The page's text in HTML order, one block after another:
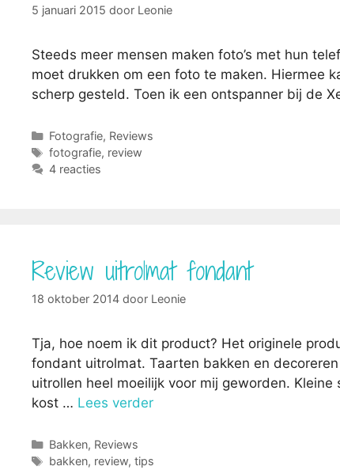
5 januari 2015 door Leonie
Steeds meer mensen maken foto’s met hun
moet drukken om een foto te maken. Hiermee
scherp gesteld. Toen ik een ontspanner bij de
Categorieën
Fotografie, Reviews
Tags
fotografie, review
4 reacties
Review uitrolmat fondant
18 oktober 2014 door Leonie
Tja, hoe noem ik dit product? Het originele
fondant uitrolmat. Taarten bakken en
uitrollen heel moeilijk voor mij geworden.
kost … Lees verder
Categorieën
Bakken, Reviews
Tags
bakken, review, tips